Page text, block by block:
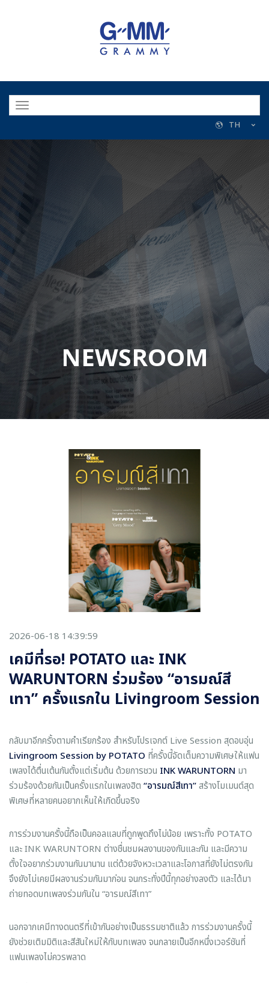
TH
NEWSROOM
2026-06-18 14:39:59
เคมีที่รอ! POTATO และ INK
WARUNTORN ร่วมร้อง “อารมณ์สี
เทา” ครั้งแรกใน Livingroom Session
กลับมาอีกครั้งตามคำเรียกร้อง สำหรับโปรเจกต์ Live Session สุดอบอุ่น
Livingroom Session by POTATO ที่ครั้งนี้จัดเต็มความพิเศษให้แฟน
เพลงได้ตื่นเต้นกันตั้งแต่เริ่มต้น ด้วยการชวน INK WARUNTORN มา
ร่วมร้องด้วยกันเป็นครั้งแรกในเพลงฮิต “อารมณ์สีเทา”สร้างโมเมนต์สุด
พิเศษที่หลายคนอยากเห็นให้เกิดขึ้นจริง
การร่วมงานครั้งนี้ถือเป็นคอลแลบที่ถูกพูดถึงไม่น้อย เพราะทั้ง POTATO
และ INK WARUNTORN ต่างชื่นชมผลงานของกันและกัน และมีความ
ตั้งใจอยากร่วมงานกันมานาน แต่ด้วยจังหวะเวลาและโอกาสที่ยังไม่ตรงกัน
จึงยังไม่เคยมีผลงานร่วมกันมาก่อน จนกระทั่งปีนี้ทุกอย่างลงตัว และได้มา
ถ่ายทอดบทเพลงร่วมกันใน “อารมณ์สีเทา”
นอกจากเคมีทางดนตรีที่เข้ากันอย่างเป็นธรรมชาติแล้ว การร่วมงานครั้งนี้
ยังช่วยเติมมิติและสีสันใหม่ให้กับบทเพลง จนกลายเป็นอีกหนึ่งเวอร์ชันที่
แฟนเพลงไม่ควรพลาด